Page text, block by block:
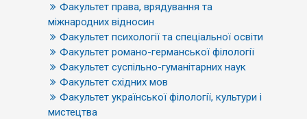
Факультет права, врядування та
міжнародних відносин
Факультет психології та спеціальної освіти
Факультет романо-германської філології
Факультет суспільно-гуманітарних наук
Факультет східних мов
Факультет української філології, культури і
мистецтва